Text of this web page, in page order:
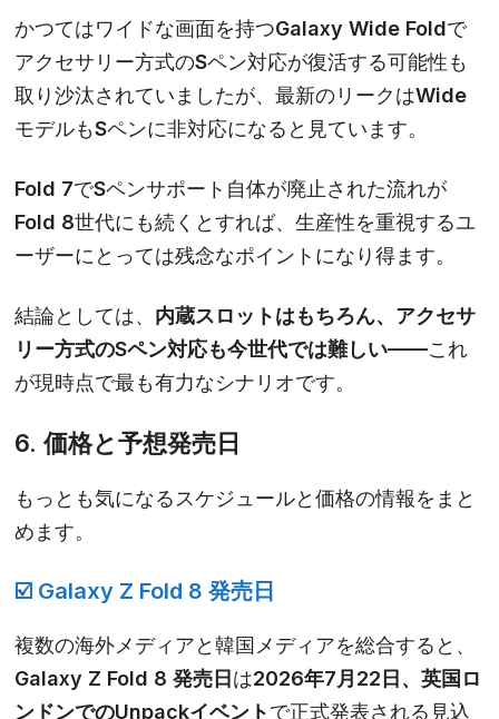
かつてはワイドな画面を持つGalaxy Wide Foldで
アクセサリー方式のSペン対応が復活する可能性も
取り沙汰されていましたが、最新のリークはWide
モデルもSペンに非対応になると見ています。
Fold 7でSペンサポート自体が廃止された流れが
Fold 8世代にも続くとすれば、生産性を重視するユ
ーザーにとっては残念なポイントになり得ます。
結論としては、 内蔵スロットはもちろん、アクセサ
リー方式のSペン対応も今世代では難しい——これ
が現時点で最も有力なシナリオです。
6. 価格と予想発売日
もっとも気になるスケジュールと価格の情報をまと
めます。
☑️ Galaxy Z Fold 8 発売日
複数の海外メディアと韓国メディアを総合すると、
Galaxy Z Fold 8 発売日は2026年7月22日、英国ロ
ンドンでのUnpackイベントで正式発表される見込